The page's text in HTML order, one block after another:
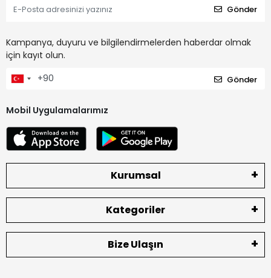
Gönder
Kampanya, duyuru ve bilgilendirmelerden haberdar olmak
için kayıt olun.
Gönder
Mobil Uygulamalarımız
Kurumsal
Kategoriler
Bize Ulaşın